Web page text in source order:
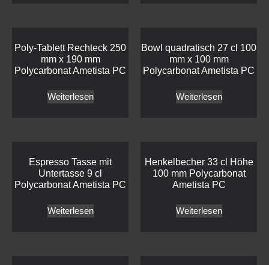
Poly-Tablett Rechteck 250
mm x 190 mm
Polycarbonat Ametista PC
Weiterlesen
Bowl quadratisch 27 cl 100
mm x 100 mm
Polycarbonat Ametista PC
Weiterlesen
Espresso Tasse mit
Untertasse 9 cl
Polycarbonat Ametista PC
Weiterlesen
Henkelbecher 33 cl Höhe
100 mm Polycarbonat
Ametista PC
Weiterlesen